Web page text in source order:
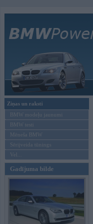
Ziņas un raksti
BMW modeļu jaunumi
BMW testi
Mēneša BMW
Sērijveida tūnings
Vel...
Gadījuma bilde